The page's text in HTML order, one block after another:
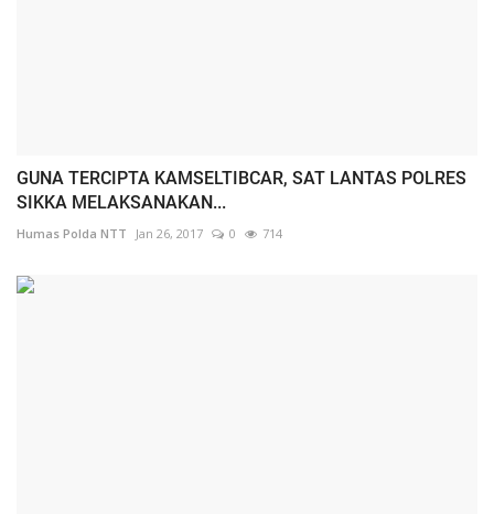
GUNA TERCIPTA KAMSELTIBCAR, SAT LANTAS POLRES
SIKKA MELAKSANAKAN...
Humas Polda NTT Jan 26, 2017 0 714